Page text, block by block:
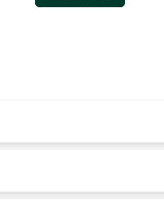
een scoreformulier en
Prima hoor, maar
downloaden...
zelf al). Route was wel erg
17km voor anderhalf uur.